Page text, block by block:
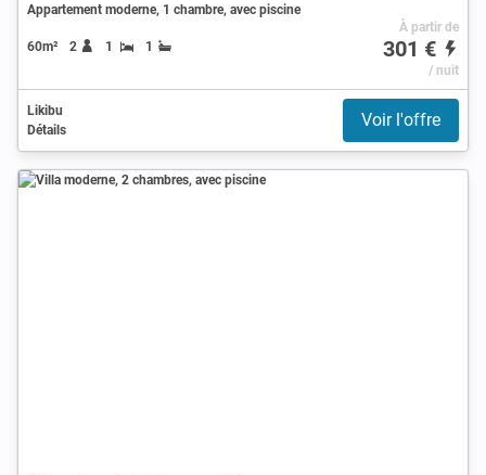
Appartement moderne, 1 chambre, avec piscine
60m² 2 1 1
À partir de
301 €
/ nuit
Likibu
Détails
Voir l'offre